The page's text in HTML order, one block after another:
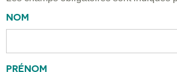
NOM
PRÉNOM